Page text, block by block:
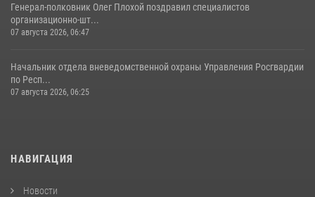
Генерал-полковник Олег Плохой поздравил специалистов
организационно-шт...
07 августа 2026, 06:47
Начальник отдела вневедомственной охраны Управления Росгвардии
по Респ...
07 августа 2026, 06:25
НАВИГАЦИЯ
Новости